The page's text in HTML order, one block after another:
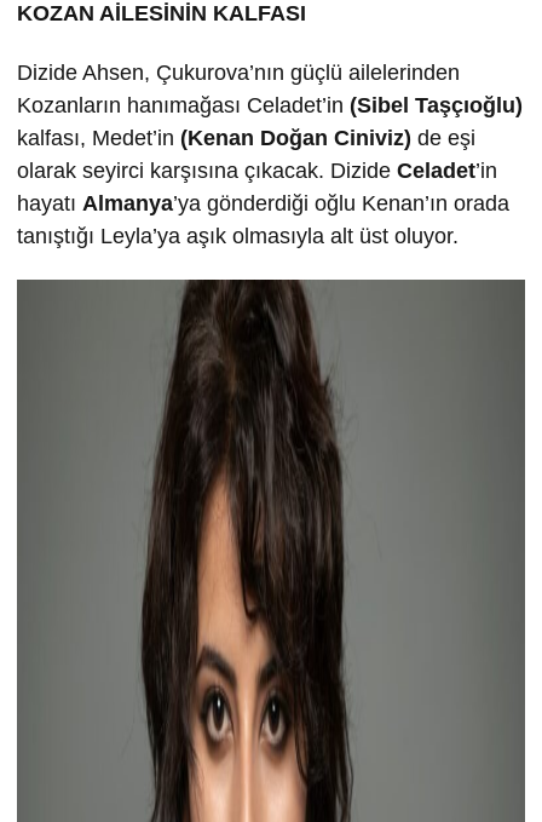
KOZAN AİLESİNİN KALFASI
Dizide Ahsen, Çukurova’nın güçlü ailelerinden
Kozanların hanımağası Celadet’in (Sibel Taşçıoğlu)
kalfası, Medet’in (Kenan Doğan Ciniviz) de eşi
olarak seyirci karşısına çıkacak. Dizide Celadet’in
hayatı Almanya’ya gönderdiği oğlu Kenan’ın orada
tanıştığı Leyla’ya aşık olmasıyla alt üst oluyor.